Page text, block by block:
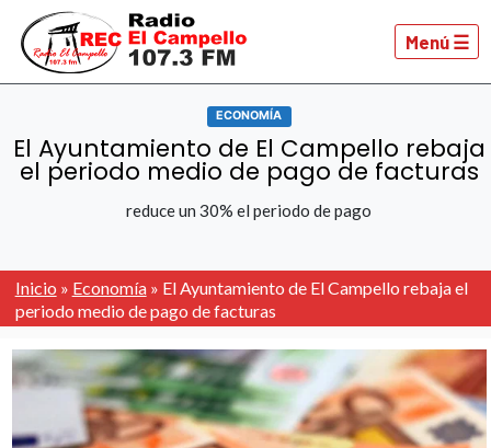
Menú ☰
ECONOMÍA
El Ayuntamiento de El Campello rebaja
el periodo medio de pago de facturas
reduce un 30% el periodo de pago
Inicio » Economía» El Ayuntamiento de El Campello rebaja el
periodo medio de pago de facturas